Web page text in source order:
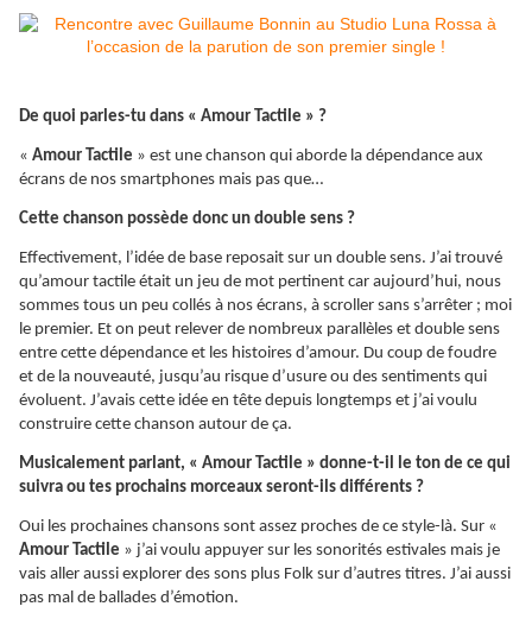
De quoi parles-tu dans « Amour Tactile » ?
« Amour Tactile » est une chanson qui aborde la dépendance aux
écrans de nos smartphones mais pas que…
Cette chanson possède donc un double sens ?
Effectivement, l’idée de base reposait sur un double sens. J’ai trouvé
qu’amour tactile était un jeu de mot pertinent car aujourd’hui, nous
sommes tous un peu collés à nos écrans, à scroller sans s’arrêter ; moi
le premier. Et on peut relever de nombreux parallèles et double sens
entre cette dépendance et les histoires d’amour. Du coup de foudre
et de la nouveauté, jusqu’au risque d’usure ou des sentiments qui
évoluent. J’avais cette idée en tête depuis longtemps et j’ai voulu
construire cette chanson autour de ça.
Musicalement parlant, « Amour Tactile » donne-t-il le ton de ce qui
suivra ou tes prochains morceaux seront-ils différents ?
Oui les prochaines chansons sont assez proches de ce style-là. Sur «
Amour Tactile » j’ai voulu appuyer sur les sonorités estivales mais je
vais aller aussi explorer des sons plus Folk sur d’autres titres. J’ai aussi
pas mal de ballades d’émotion.